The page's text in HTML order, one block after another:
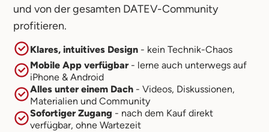
und von der gesamten DATEV-Community
profitieren.
Klares, intuitives Design - kein Technik-Chaos
Mobile App verfügbar- lerne auch unterwegs auf
iPhone & Android
Alles unter einem Dach - Videos, Diskussionen,
Materialien und Community
Sofortiger Zugang - nach dem Kauf direkt
verfügbar, ohne Wartezeit